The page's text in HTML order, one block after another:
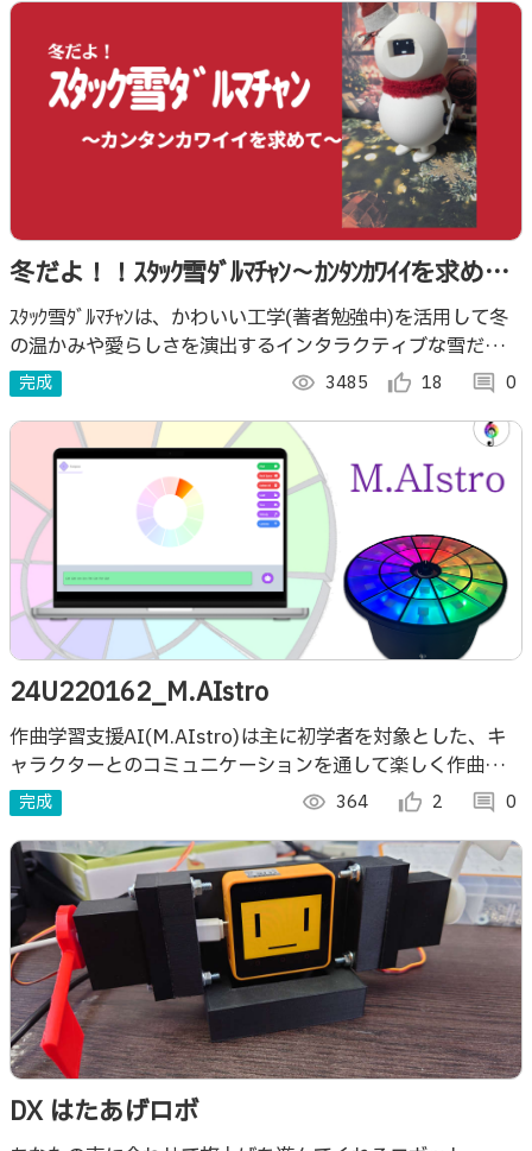
冬だよ！！ｽﾀｯｸ雪ﾀﾞﾙﾏﾁｬﾝ〜ｶﾝﾀﾝｶﾜｲｲを求め
て〜
ｽﾀｯｸ雪ﾀﾞﾙﾏﾁｬﾝは、かわいい工学(著者勉強中)を活用して冬
の温かみや愛らしさを演出するインタラクティブな雪だるま
型デバイスを作ろうと頑張りました！！ ぜひ動画見てくだ
さい！
完成 visibility 3485 thumb_up_alt 18 comment 0
24U220162_M.AIstro
作曲学習支援AI(M.AIstro)は主に初学者を対象とした、キ
ャラクターとのコミュニケーションを通して楽しく作曲の基
礎であるコード理論を学習できるアプリ。独自の電子楽器で
簡単操作。
完成 visibility 364 thumb_up_alt 2 comment 0
DX はたあげロボ